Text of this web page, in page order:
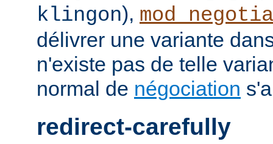
klingon),
délivrer une variante
n'existe pas de telle
normal de négociation
redirect-carefully